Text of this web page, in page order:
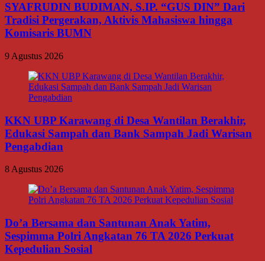
SYAFRUDIN BUDIMAN, S.IP. “GUS DIN” Dari
Tradisi Pergerakan, Aktivis Mahasiswa hingga
Komisaris BUMN
9 Agustus 2026
KKN UBP Karawang di Desa Wantilan Berakhir,
Edukasi Sampah dan Bank Sampah Jadi Warisan
Pengabdian
8 Agustus 2026
Do’a Bersama dan Santunan Anak Yatim,
Sespimma Polri Angkatan 76 TA 2026 Perkuat
Kepedulian Sosial